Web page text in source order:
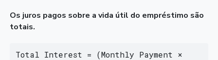
Os juros pagos sobre a vida útil do empréstimo são
totais.
Total Interest = (Monthly Payment ×